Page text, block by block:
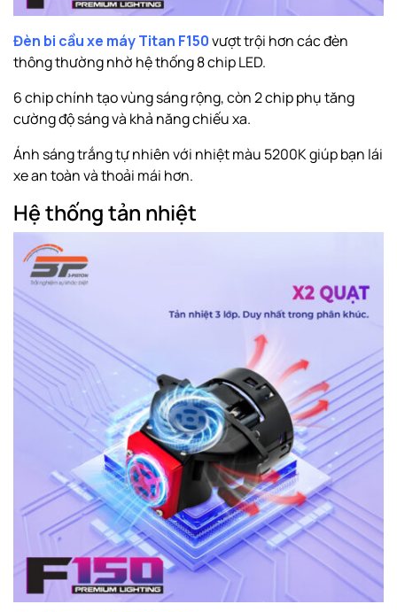
Đèn bi cầu xe máy Titan F150vượt trội hơn các đèn
thông thường nhờ hệ thống 8 chip LED.
6 chip chính tạo vùng sáng rộng, còn 2 chip phụ tăng
cường độ sáng và khả năng chiếu xa.
Ánh sáng trắng tự nhiên với nhiệt màu 5200K giúp bạn lái
xe an toàn và thoải mái hơn.
Hệ thống tản nhiệt